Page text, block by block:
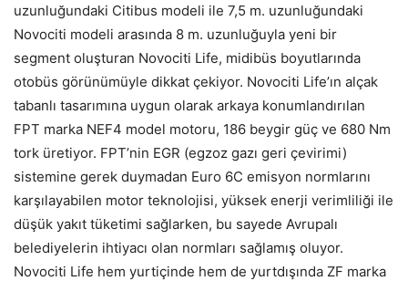
uzunluğundaki Citibus modeli ile 7,5 m. uzunluğundaki
Novociti modeli arasında 8 m. uzunluğuyla yeni bir
segment oluşturan Novociti Life, midibüs boyutlarında
otobüs görünümüyle dikkat çekiyor. Novociti Life’ın alçak
tabanlı tasarımına uygun olarak arkaya konumlandırılan
FPT marka NEF4 model motoru, 186 beygir güç ve 680 Nm
tork üretiyor. FPT’nin EGR (egzoz gazı geri çevirimi)
sistemine gerek duymadan Euro 6C emisyon normlarını
karşılayabilen motor teknolojisi, yüksek enerji verimliliği ile
düşük yakıt tüketimi sağlarken, bu sayede Avrupalı
belediyelerin ihtiyacı olan normları sağlamış oluyor.
Novociti Life hem yurtiçinde hem de yurtdışında ZF marka